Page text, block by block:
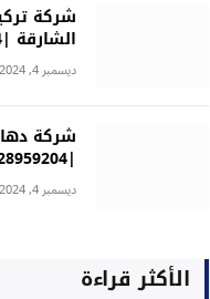
شركة
الشارقة |0528959204
ديسمبر 4, 2024
شركة
|0528959204
ديسمبر 4, 2024
الأكثر قراءة